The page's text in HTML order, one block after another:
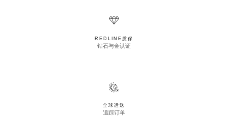
REDLINE质保
钻石与金认证
全球运送
追踪订单